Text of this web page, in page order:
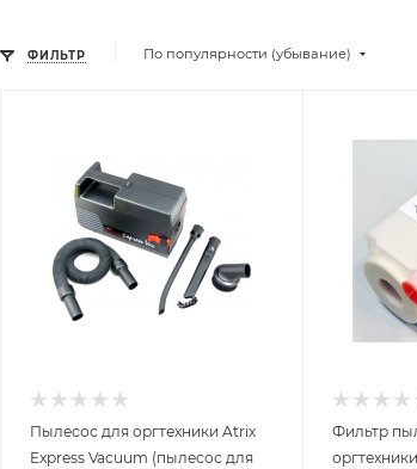
ФИЛЬТР По популярности (убывание)
Пылесос для оргтехники Atrix
Express Vacuum (пылесос для
Фильтр